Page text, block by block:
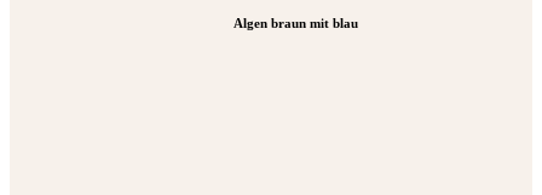
Algen braun mit blau